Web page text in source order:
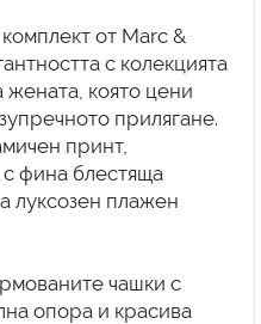
от Marc &
с колекцията
жената, която цени
прилягане.
принт,
фина блестяща
луксозен плажен
чашки с
опора и красива